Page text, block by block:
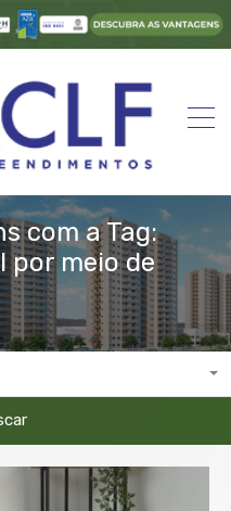
com a Tag:
por meio de